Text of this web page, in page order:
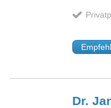
Dr.